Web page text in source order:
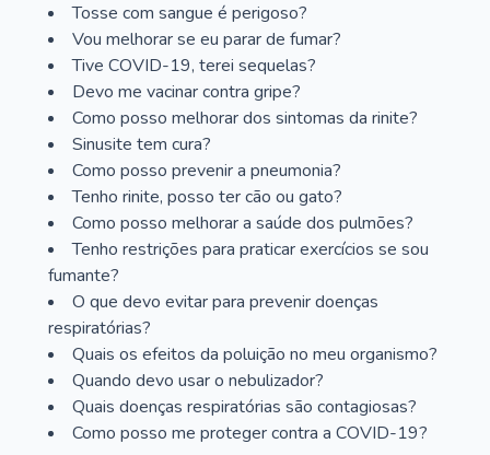
Tosse com sangue é perigoso?
Vou melhorar se eu parar de fumar?
Tive COVID-19, terei sequelas?
Devo me vacinar contra gripe?
Como posso melhorar dos sintomas da rinite?
Sinusite tem cura?
Como posso prevenir a pneumonia?
Tenho rinite, posso ter cão ou gato?
Como posso melhorar a saúde dos pulmões?
Tenho restrições para praticar exercícios se sou
fumante?
O que devo evitar para prevenir doenças
respiratórias?
Quais os efeitos da poluição no meu organismo?
Quando devo usar o nebulizador?
Quais doenças respiratórias são contagiosas?
Como posso me proteger contra a COVID-19?